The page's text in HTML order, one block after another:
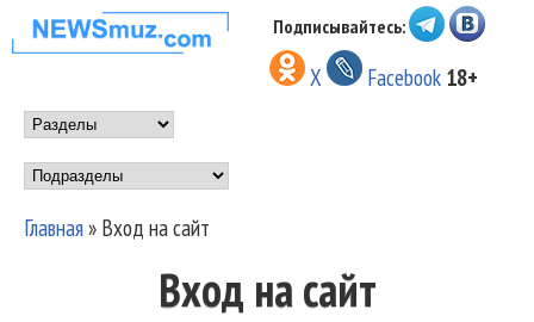
Перейти к основному
содержанию
НОВОСТИ
МУЗЫКИ И
ШОУ БИЗНЕСА
NEWSMUZ.COM
Подписывайтесь:
X Facebook 18+
Main menu
Подразделы
Вы здесь
Главная» Вход на сайт
Вход на сайт